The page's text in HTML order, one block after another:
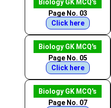
Biology GK MCQ's
Page No. 03
Click here
Biology GK MCQ's
Page No. 05
Click here
Biology GK MCQ's
Page No. 07